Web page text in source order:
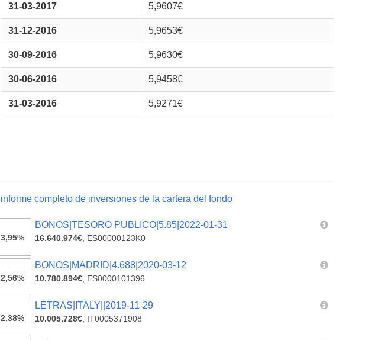
31-03-2017 5,9607€
31-12-2016 5,9653€
30-09-2016 5,9630€
30-06-2016 5,9458€
31-03-2016 5,9271€
informe completo de inversiones de la cartera del fondo
3,95%
BONOS|TESORO PUBLICO|5.85|2022-01-31
16.640.974€, ES00000123K0
2,56%
BONOS|MADRID|4.688|2020-03-12
10.780.894€, ES0000101396
2,38%
LETRAS|ITALY||2019-11-29
10.005.728€, IT0005371908